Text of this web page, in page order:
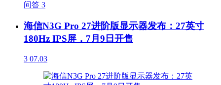
问答 3
海信N3G Pro 27进阶版显示器发布：27英寸
180Hz IPS屏，7月9日开售
3 07.03